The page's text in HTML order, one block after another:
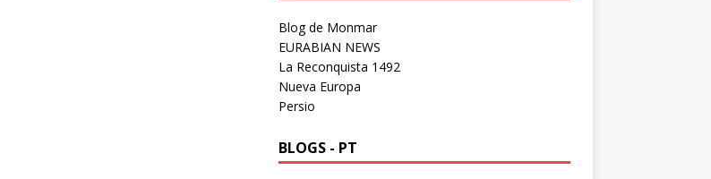
Blog de Monmar
EURABIAN NEWS
La Reconquista 1492
Nueva Europa
Persio
BLOGS - PT